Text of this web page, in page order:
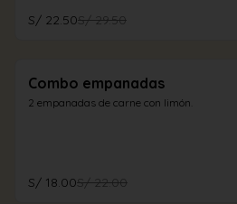
S/ 22.50S/ 29.50
Combo empanadas
2 empanadas de carne con limón.
S/ 18.00S/ 22.00